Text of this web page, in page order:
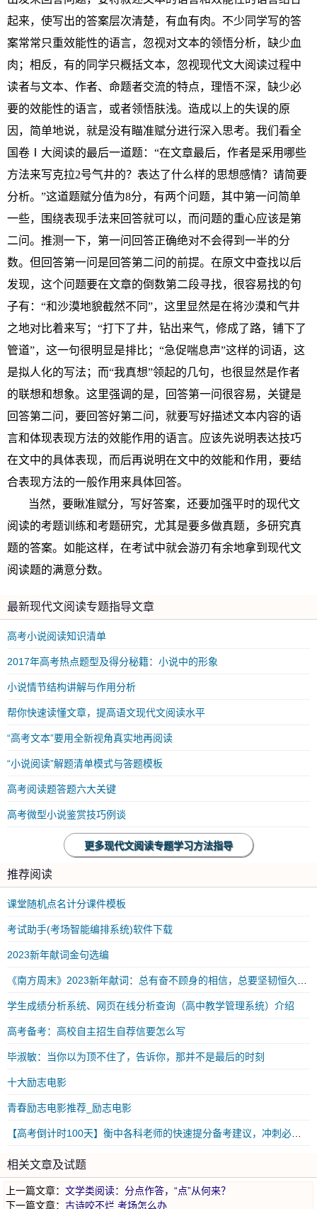
起来，使写出的答案层次清楚，有血有肉。不少同学写的答
案常常只重效能性的语言，忽视对文本的领悟分析，缺少血
肉；相反，有的同学只概括文本，忽视现代文大阅读过程中
读者与文本、作者、命题者交流的特点，理悟不深，缺少必
要的效能性的语言，或者领悟肤浅。造成以上的失误的原
因，简单地说，就是没有瞄准赋分进行深入思考。我们看全
国卷Ⅰ大阅读的最后一道题：“在文章最后，作者是采用哪些
方法来写克拉2号气井的？表达了什么样的思想感情？请简要
分析。”这道题赋分值为8分，有两个问题，其中第一问简单
一些，围绕表现手法来回答就可以，而问题的重心应该是第
二问。推测一下，第一问回答正确绝对不会得到一半的分
数。但回答第一问是回答第二问的前提。在原文中查找以后
发现，这个问题要在文章的倒数第二段寻找，很容易找的句
子有：“和沙漠地貌截然不同”，这里显然是在将沙漠和气井
之地对比着来写；“打下了井，钻出来气，修成了路，铺下了
管道”，这一句很明显是排比；“急促喘息声”这样的词语，这
是拟人化的写法；而“我真想”领起的几句，也很显然是作者
的联想和想象。这里强调的是，回答第一问很容易，关键是
回答第二问，要回答好第二问，就要写好描述文本内容的语
言和体现表现方法的效能作用的语言。应该先说明表达技巧
在文中的具体表现，而后再说明在文中的效能和作用，要结
合表现方法的一般作用来具体回答。
当然，要瞅准赋分，写好答案，还要加强平时的现代文
阅读的考题训练和考题研究，尤其是要多做真题，多研究真
题的答案。如能这样，在考试中就会游刃有余地拿到现代文
阅读题的满意分数。
最新现代文阅读专题指导文章
高考小说阅读知识清单
2017年高考热点题型及得分秘籍：小说中的形象
小说情节结构讲解与作用分析
帮你快速读懂文章，提高语文现代文阅读水平
“高考文本”要用全新视角真实地再阅读
“小说阅读”解题清单模式与答题模板
高考阅读题答题六大关键
高考微型小说鉴赏技巧例谈
更多现代文阅读专题学习方法指导
推荐阅读
课堂随机点名计分课件模板
考试助手(考场智能编排系统)软件下载
2023新年献词金句选编
学生成绩分析系统、网页在线分析查询（高中教学管理系统）介绍
高考备考：高校自主招生自荐信要怎么写
毕淑敏：当你以为顶不住了，告诉你，那并不是最后的时刻
十大励志电影
青春励志电影推荐_励志电影
相关文章及试题
上一篇文章： 文学类阅读：分点作答，“点”从何来？
下一篇文章： 古诗咬不烂 考场怎么办